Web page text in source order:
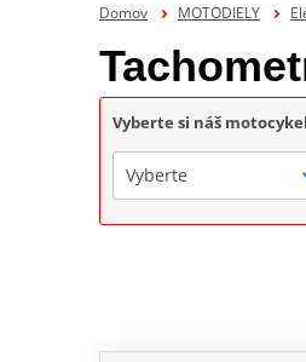
Domov MOTODIELY
Vyberte si náš
Vyberte